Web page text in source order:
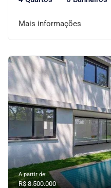
Mais informações
A partir de:
R$ 8.500.000